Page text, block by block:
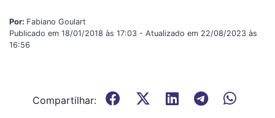
Por: Fabiano Goulart
Publicado em 18/01/2018 às 17:03 - Atualizado em 22/08/2023 às
16:56
Compartilhar: